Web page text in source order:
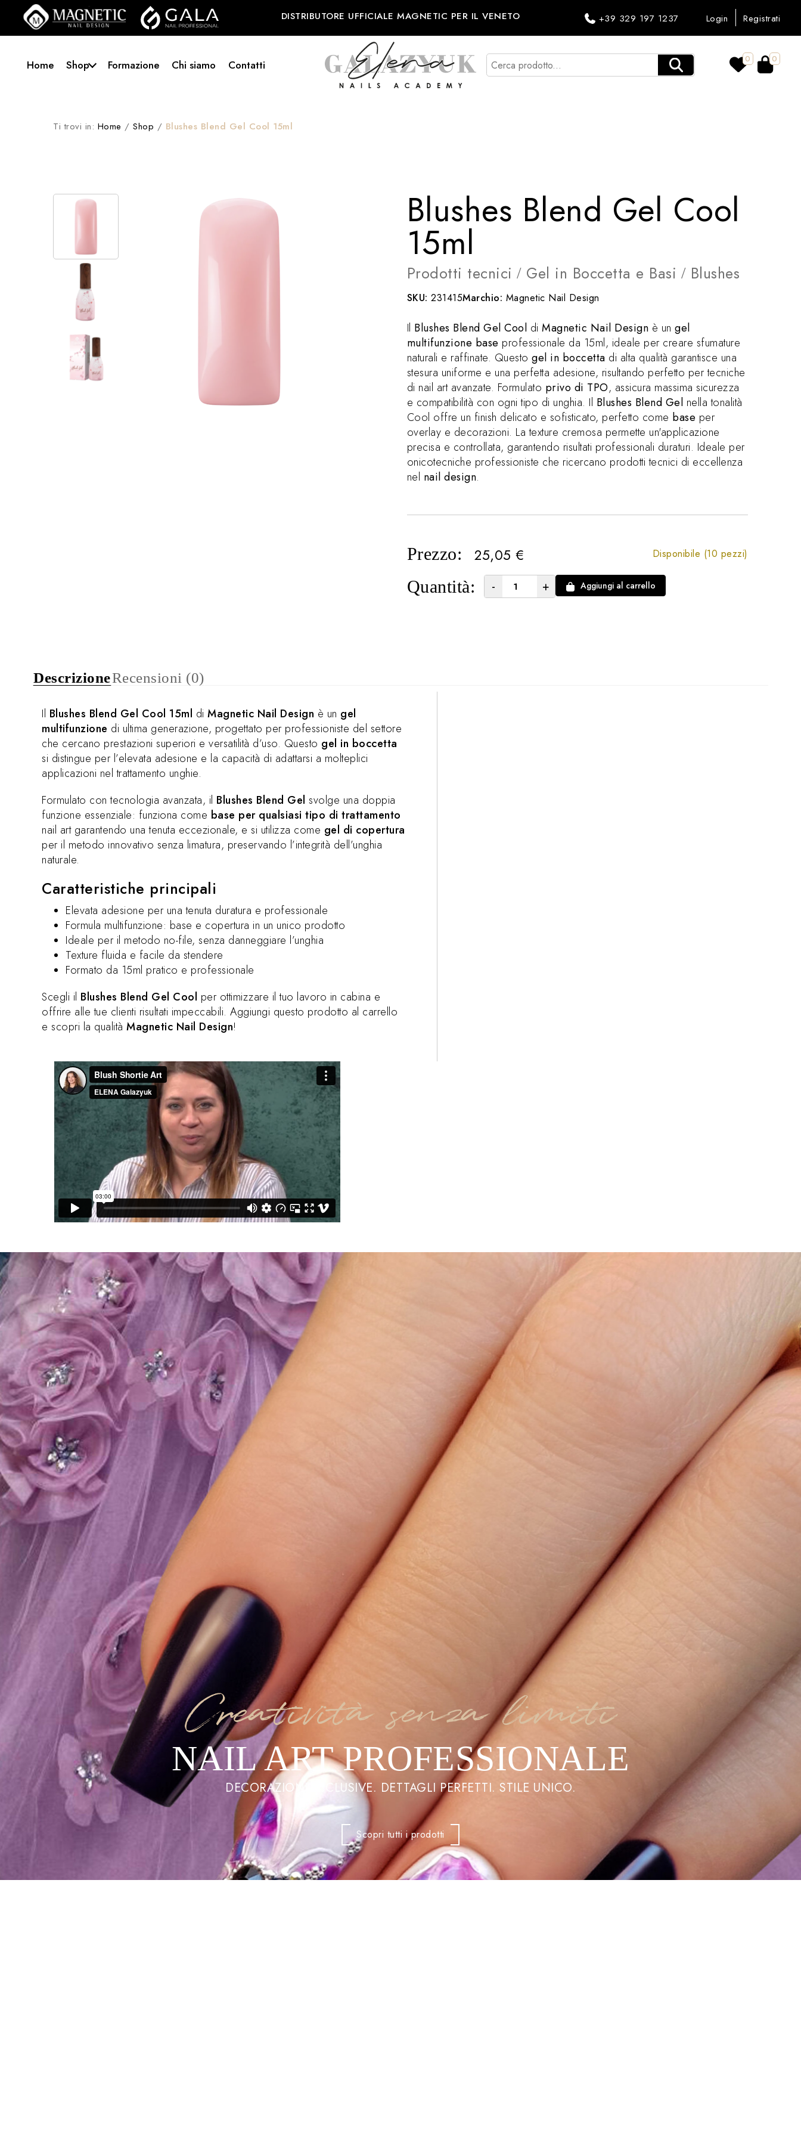
DISTRIBUTORE UFFICIALE MAGNETIC PER IL VENETO +39 329 197 1237 Login Registrati
Home Shop Formazione Chi siamo Contatti 0 0
Ti trovi in: Home /Shop / Blushes Blend Gel Cool 15ml
Blushes Blend Gel Cool
15ml
Prodotti tecnici / Gel in Boccetta e Basi / Blushes
SKU: 231415Marchio: Magnetic Nail Design
Il Blushes Blend Gel Cool diMagnetic Nail Design è ungel
multifunzione base professionale da 15ml, ideale per creare sfumature
naturali e raffinate. Questogel in boccetta di alta qualità garantisce una
stesura uniforme e una perfetta adesione, risultando perfetto per tecniche
di nail art avanzate. Formulato privo di TPO, assicura massima sicurezza
e compatibilità con ogni tipo di unghia. Il Blushes Blend Gel nella tonalità
Cool offre un finish delicato e sofisticato, perfetto come base per
overlay e decorazioni. La texture cremosa permette un'applicazione
precisa e controllata, garantendo risultati professionali duraturi. Ideale per
onicotecniche professioniste che ricercano prodotti tecnici di eccellenza
nel nail design.
Prezzo: 25,05€ Disponibile (10 pezzi)
Quantità: - + Aggiungi al carrello
DescrizioneRecensioni (0)
Il Blushes Blend Gel Cool 15ml di Magnetic Nail Design è un gel
multifunzione di ultima generazione, progettato per professioniste del settore
che cercano prestazioni superiori e versatilità d’uso. Questo gel in boccetta
si distingue per l’elevata adesione e la capacità di adattarsi a molteplici
applicazioni nel trattamento unghie.
Formulato con tecnologia avanzata, il Blushes Blend Gel svolge una doppia
funzione essenziale: funziona come base per qualsiasi tipo di trattamento
nail art garantendo una tenuta eccezionale, e si utilizza come gel di copertura
per il metodo innovativo senza limatura, preservando l’integrità dell’unghia
naturale.
Caratteristiche principali
Elevata adesione per una tenuta duratura e professionale
Formula multifunzione: base e copertura in un unico prodotto
Ideale per il metodo no-file, senza danneggiare l’unghia
Texture fluida e facile da stendere
Formato da 15ml pratico e professionale
Scegli il Blushes Blend Gel Cool per ottimizzare il tuo lavoro in cabina e
offrire alle tue clienti risultati impeccabili. Aggiungi questo prodotto al carrello
e scopri la qualità Magnetic Nail Design!
Creatività senza limiti
NAIL ART PROFESSIONALE
DECORAZIONI ESCLUSIVE. DETTAGLI PERFETTI. STILE UNICO.
Scopri tutti i prodotti